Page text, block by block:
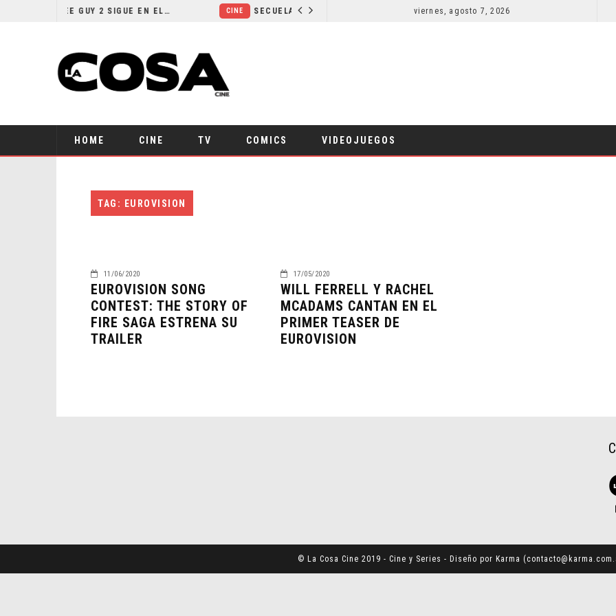
¿POR QUÉ FREE GUY 2 SIGUE EN EL LIMBO? CINE
viernes, agosto 7, 2026
HOME CINE TV COMICS VIDEOJUEGOS
TAG: EUROVISION
11/06/2020
EUROVISION SONG
CONTEST: THE STORY OF
FIRE SAGA ESTRENA SU
TRAILER
17/05/2020
WILL FERRELL Y RACHEL
MCADAMS CANTAN EN EL
PRIMER TEASER DE
EUROVISION
© La Cosa Cine 2019 - Cine y Series - Diseño por Karma (